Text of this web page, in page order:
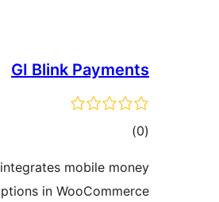
GI Blink Payments
(0 דרוגים)
mobile money
in WooCommerce.